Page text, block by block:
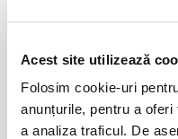
Acest site utilizează
Folosim cookie-uri
anunțurile, pentru a
a analiza traficul. De
opta pentru încheierea unei
Prin cumpărarea unui bilet
eveniment, precum șiTermenii
Taxe servicii aplicabile per